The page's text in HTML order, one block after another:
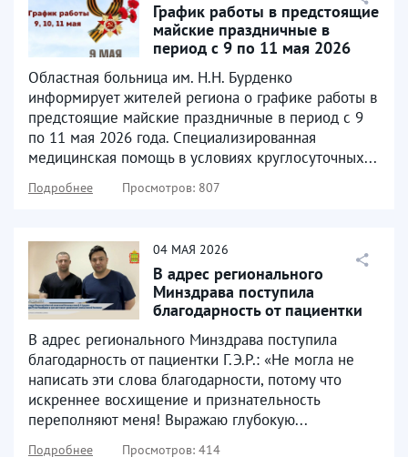
График работы в предстоящие
майские праздничные в
период с 9 по 11 мая 2026
Областная больница им. Н.Н. Бурденко
информирует жителей региона о графике работы в
предстоящие майские праздничные в период с 9
по 11 мая 2026 года. Специализированная
медицинская помощь в условиях круглосуточных...
Подробнее Просмотров: 807
04 МАЯ 2026
В адрес регионального
Минздрава поступила
благодарность от пациентки
В адрес регионального Минздрава поступила
благодарность от пациентки Г.Э.Р.: «Не могла не
написать эти слова благодарности, потому что
искреннее восхищение и признательность
переполняют меня! Выражаю глубокую...
Подробнее Просмотров: 414